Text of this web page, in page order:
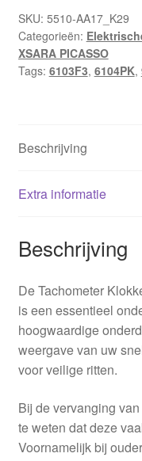
Picasso
9641164080
6104PK
hoeveelheid
SKU: 5510-AA17_K29
Categorieën:
XSARA PICASSO
Tags: 6103F3, 6104PK,
Beschrijving
Extra informatie
Beschrijving
De Tachometer
is een essentieel
hoogwaardige
weergave van uw
voor veilige ritten.
Bij de vervanging
te weten dat deze
Voornamelijk bij